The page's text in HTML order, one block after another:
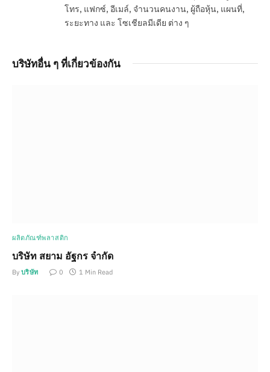
โทร, แฟกซ์, อีเมล์, จำนวนคนงาน, ผู้ถือหุ้น, แผนที่,
ระยะทาง และ โซเชียลมีเดีย ต่าง ๆ
บริษัทอื่น ๆ ที่เกี่ยวข้องกัน
ผลิตภัณฑ์พลาสติก
บริษัท สยาม อัฐกร จำกัด
By บริษัท 0 1 Min Read